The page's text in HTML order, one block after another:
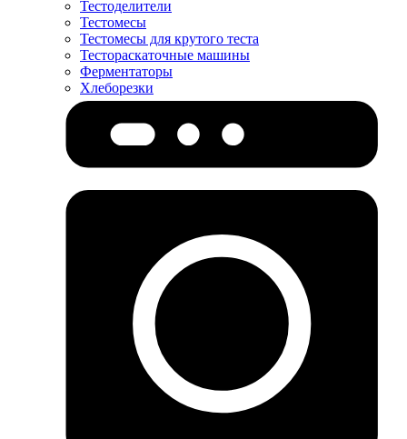
Тестоделители
Тестомесы
Тестомесы для крутого теста
Тестораскаточные машины
Ферментаторы
Хлеборезки